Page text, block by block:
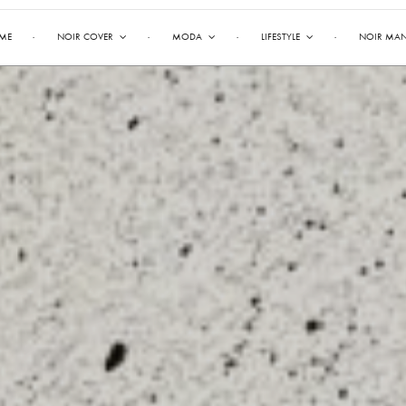
NOIR COVER MODA LIFESTYLE NOIR